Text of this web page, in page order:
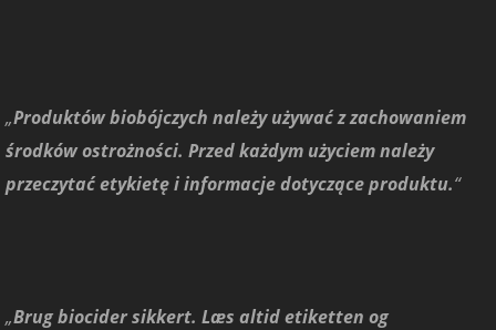
„Produktów biobójczych należy używać z zachowaniem
środków ostrożności. Przed każdym użyciem należy
przeczytać etykietę i informacje dotyczące produktu.“
„Brug biocider sikkert. Læs altid etiketten og